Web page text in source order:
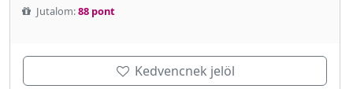
Jutalom:88 pont
Kedvencnek jelöl